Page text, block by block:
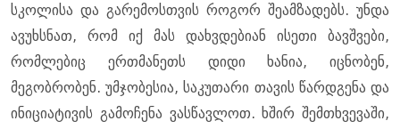
სკოლისა და გარემოსთვის როგორ შეამზადებს. უნდა
ავუხსნათ, რომ იქ მას დახვდებიან ისეთი ბავშვები,
რომლებიც ერთმანეთს დიდი ხანია, იცნობენ,
მეგობრობენ. უმჯობესია, საკუთარი თავის წარდგენა და
ინიციატივის გამოჩენა ვასწავლოთ. ხშირ შემთხვევაში,